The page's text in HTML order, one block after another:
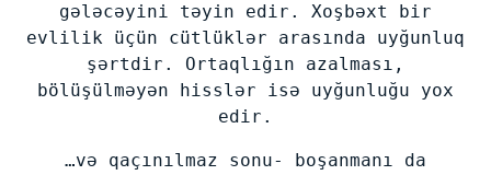
gələcəyini təyin edir. Xoşbəxt bir
evlilik üçün cütlüklər arasında uyğunluq
şərtdir. Ortaqlığın azalması,
bölüşülməyən hisslər isə uyğunluğu yox
edir.
…və qaçınılmaz sonu- boşanmanı da